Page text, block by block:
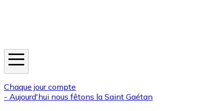
Chaque jour compte
- Aujourd'hui nous fêtons la Saint Gaétan